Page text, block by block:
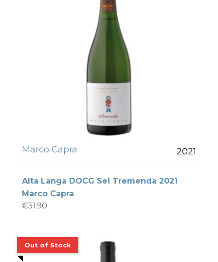
Marco Capra 2021
Alta Langa DOCG Sei Tremenda 2021
Marco Capra
€31.90